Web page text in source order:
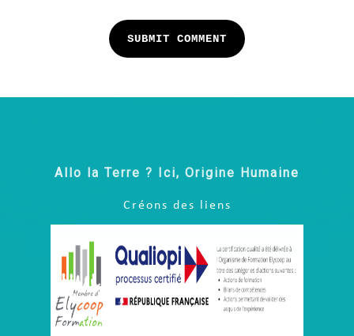
Allo la Terre ? Ici, Origine Humaine
Créons des liens